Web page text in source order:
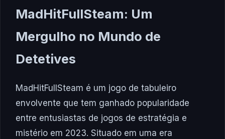
MadHitFullSteam: Um
Mergulho no Mundo de
Detetives
MadHitFullSteam é um jogo de tabuleiro
envolvente que tem ganhado popularidade
entre entusiastas de jogos de estratégia e
mistério em 2023. Situado em uma era